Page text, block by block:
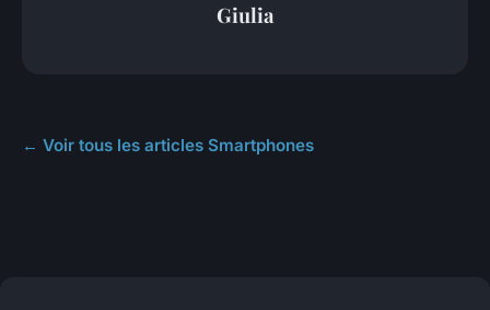
Giulia
← Voir tous les articles Smartphones